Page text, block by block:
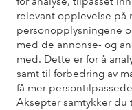
relevant opplevelse på
personopplysningene
med de annonse- og
med. Dette er for å
samt til forbedring av
få mer
Aksepter samtykker du
Du finner svar på de
også informasjon om
Kundeservice